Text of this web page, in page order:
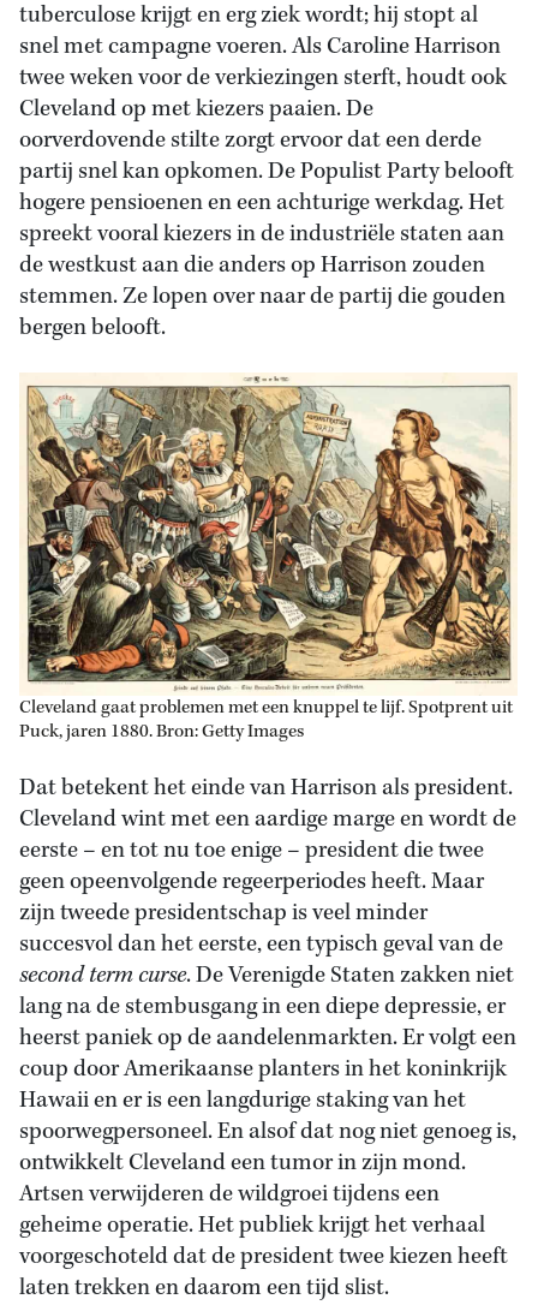
tuberculose krijgt en erg ziek wordt; hij stopt al
snel met campagne voeren. Als Caroline Harrison
twee weken voor de verkiezingen sterft, houdt ook
Cleveland op met kiezers paaien. De
oorverdovende stilte zorgt ervoor dat een derde
partij snel kan opkomen. De Populist Party belooft
hogere pensioenen en een achturige werkdag. Het
spreekt vooral kiezers in de industriële staten aan
de westkust aan die anders op Harrison zouden
stemmen. Ze lopen over naar de partij die gouden
bergen belooft.
Cleveland gaat problemen met een knuppel te lijf. Spotprent uit
Puck, jaren 1880. Bron: Getty Images
Dat betekent het einde van Harrison als president.
Cleveland wint met een aardige marge en wordt de
eerste – en tot nu toe enige – president die twee
geen opeenvolgende regeerperiodes heeft. Maar
zijn tweede presidentschap is veel minder
succesvol dan het eerste, een typisch geval van de
second term curse. De Verenigde Staten zakken niet
lang na de stembusgang in een diepe depressie, er
heerst paniek op de aandelenmarkten. Er volgt een
coup door Amerikaanse planters in het koninkrijk
Hawaii en er is een langdurige staking van het
spoorwegpersoneel. En alsof dat nog niet genoeg is,
ontwikkelt Cleveland een tumor in zijn mond.
Artsen verwijderen de wildgroei tijdens een
geheime operatie. Het publiek krijgt het verhaal
voorgeschoteld dat de president twee kiezen heeft
laten trekken en daarom een tijd slist.